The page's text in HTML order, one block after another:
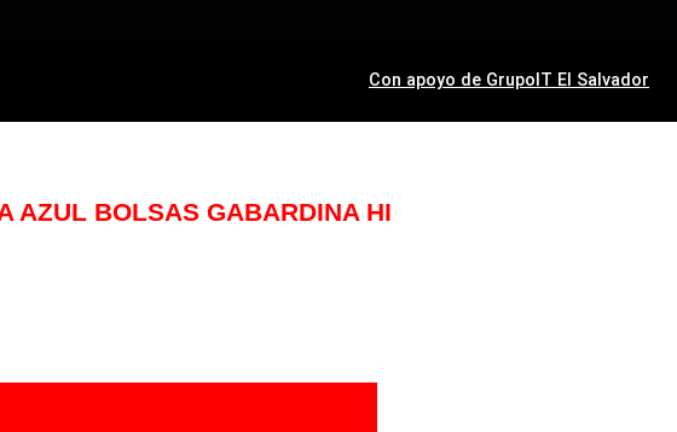
Con apoyo de GrupoIT El Salvador
AZUL BOLSAS GABARDINA HI